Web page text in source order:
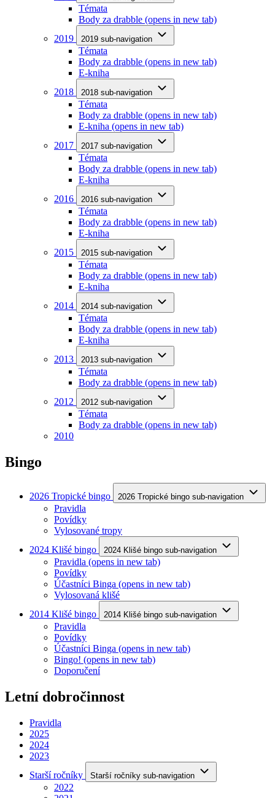
Témata
Body za drabble (opens in new tab)
2019
2019 sub-navigation
Témata
Body za drabble (opens in new tab)
E-kniha
2018
2018 sub-navigation
Témata
Body za drabble (opens in new tab)
E-kniha (opens in new tab)
2017
2017 sub-navigation
Témata
Body za drabble (opens in new tab)
E-kniha
2016
2016 sub-navigation
Témata
Body za drabble (opens in new tab)
E-kniha
2015
2015 sub-navigation
Témata
Body za drabble (opens in new tab)
E-kniha
2014
2014 sub-navigation
Témata
Body za drabble (opens in new tab)
E-kniha
2013
2013 sub-navigation
Témata
Body za drabble (opens in new tab)
2012
2012 sub-navigation
Témata
Body za drabble (opens in new tab)
2010
Bingo
2026 Tropické bingo 2026 Tropické bingo sub-navigation
Pravidla
Povídky
Vylosované tropy
2024 Klišé bingo
2024 Klišé bingo sub-navigation
Pravidla (opens in new tab)
Povídky
Účastníci Binga (opens in new tab)
Vylosovaná klišé
2014 Klišé bingo
2014 Klišé bingo sub-navigation
Pravidla
Povídky
Účastníci Binga (opens in new tab)
Bingo! (opens in new tab)
Doporučení
Letní dobročinnost
Pravidla
2025
2024
2023
Starší ročníky
Starší ročníky sub-navigation
2022